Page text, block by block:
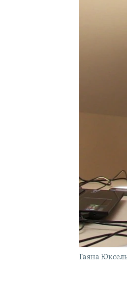
Гаяна Юксель